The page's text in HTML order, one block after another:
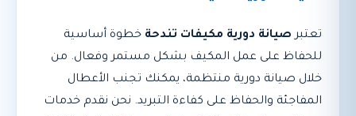
تعتبر صيانة دورية مكيفات تندحة خطوة أساسية
للحفاظ على عمل المكيف بشكل مستمر وفعال. من
خلال صيانة دورية منتظمة، يمكنك تجنب الأعطال
المفاجئة والحفاظ على كفاءة التبريد. نحن نقدم خدمات